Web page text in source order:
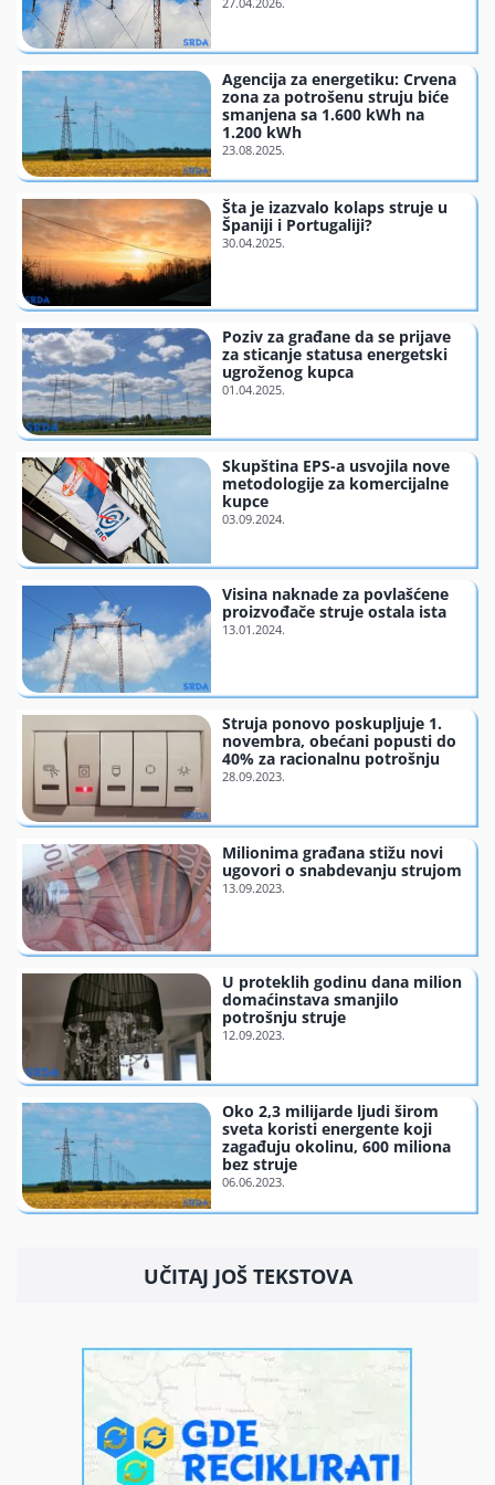
Finansiranje
O nama
Agencija za energetiku: Crvena
zona za potrošenu struju biće
smanjena sa 1.600 kWh na
1.200 kWh
Šta je izazvalo kolaps struje u
Španiji i Portugaliji?
Poziv za građane da se prijave
za sticanje statusa energetski
ugroženog kupca
Skupština EPS-a usvojila nove
metodologije za komercijalne
kupce
Visina naknade za povlašćene
proizvođače struje ostala ista
Struja ponovo poskupljuje 1.
novembra, obećani popusti do
40% za racionalnu potrošnju
Milionima građana stižu novi
ugovori o snabdevanju strujom
U proteklih godinu dana milion
domaćinstava smanjilo
potrošnju struje
Oko 2,3 milijarde ljudi širom
sveta koristi energente koji
zagađuju okolinu, 600 miliona
bez struje
UČITAJ JOŠ TEKSTOVA